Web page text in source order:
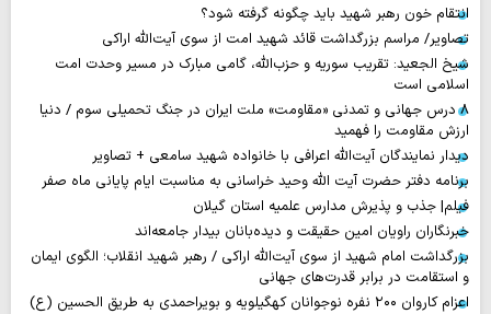
انتقام خون رهبر شهید باید چگونه گرفته شود؟
تصاویر/ مراسم بزرگداشت قائد شهید امت از سوی آیت‌الله اراکی
شیخ الجعید: تقریب سوریه و حزب‌الله، گامی مبارک در مسیر وحدت امت
اسلامی است
۸ درس جهانی و تمدنی «مقاومت» ملت ایران در جنگ تحمیلی سوم / دنیا
ارزش مقاومت را فهمید
دیدار نمایندگان آیت‌الله اعرافی با خانواده شهید سامعی + تصاویر
برنامه دفتر حضرت آیت الله وحید خراسانی به مناسبت ایام پایانی ماه صفر
فیلم| جذب و پذیرش مدارس علمیه استان گیلان
خبرنگاران راویان امین حقیقت و دیده‌بانان بیدار جامعه‌اند
بزرگداشت امام شهید از سوی آیت‌الله اراکی / رهبر شهید انقلاب؛ الگوی ایمان
و استقامت در برابر قدرت‌های جهانی
اعزام کاروان ۲۰۰ نفره نوجوانان کهگیلویه و بویراحمدی به طریق الحسین (ع)